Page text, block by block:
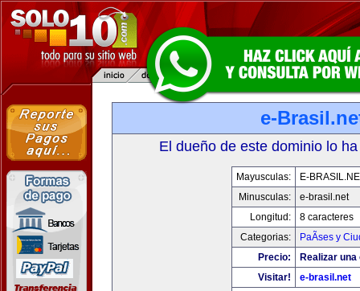
e-
El dueño de este dominio lo
Mayusculas:
E-
Minusculas:
e-brasil.net
Longitud:
8 caracteres
Categorias:
PaÃ­ses y
Precio:
Realizar
Visitar!
e-brasil.net